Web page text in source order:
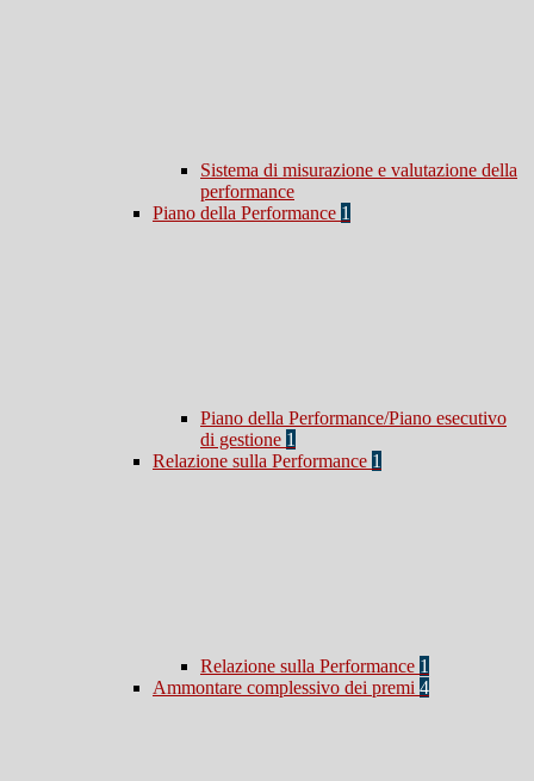
Sistema di misurazione e valutazione della
performance
Piano della Performance 1
Piano della Performance/Piano esecutivo
di gestione 1
Relazione sulla Performance 1
Relazione sulla Performance 1
Ammontare complessivo dei premi 4